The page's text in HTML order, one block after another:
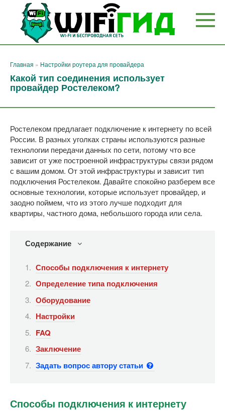
Перейти
контенту
Главная » Настройки роутера для провайдера
Какой тип соединения использует
провайдер Ростелеком?
Ростелеком предлагает подключение к интернету по всей
России. В разных уголках страны используются разные
технологии передачи данных по сети, потому что все
зависит от уже построенной инфраструктуры связи рядом
с вашим домом. От этой инфраструктуры и зависит тип
подключения Ростелеком. Давайте спокойно разберем все
основные технологии, которые использует провайдер, и
заодно поймем, что из этого лучше подходит для
квартиры, частного дома, небольшого города или села.
Содержание
Способы подключения к интернету
Определение типа подключения
Оборудование
Настройки
FAQ
Заключение
Задать вопрос автору статьи
Способы подключения к интернету